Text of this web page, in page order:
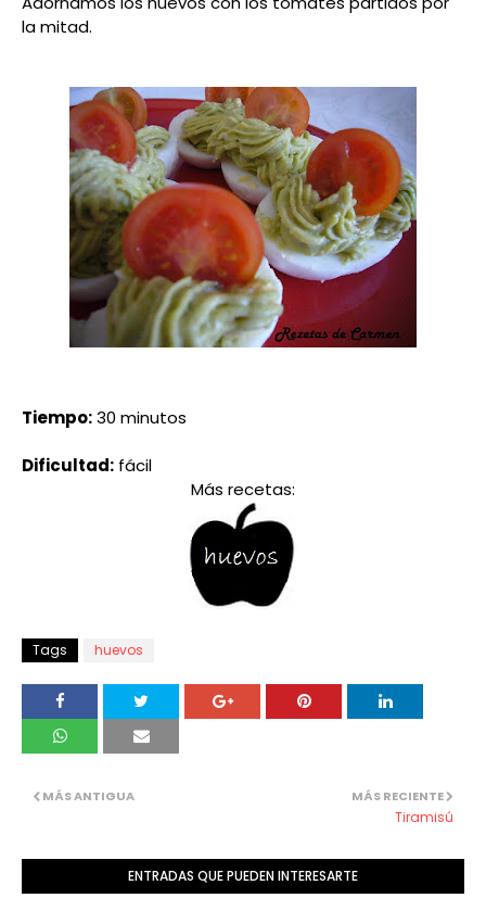
la mitad.
Tiempo:30 minutos
Dificultad: fácil
Más recetas:
Tags huevos
MÁS RECIENTE
Tiramisú
MÁS ANTIGUA
ENTRADAS QUE PUEDEN INTERESARTE